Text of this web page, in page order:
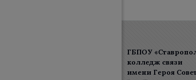
ГБПОУ
колледж связи
имени Героя